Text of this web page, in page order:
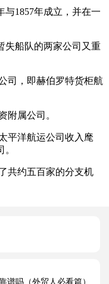
1857年成立，并在一
船队的两家公司又重
，即赫伯罗特货柜航
属公司。
洋航运公司收入麾
约五百家的分支机
谱吗（外贸人必看篇）